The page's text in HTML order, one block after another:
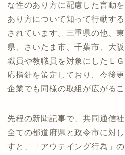
な性のあり方に配慮した言動
あり方について知って行動す
されています。三重県の他、
県、さいたま市、千葉市、大
職員や教職員を対象にしたＬ
応指針を策定しており、今後
企業でも同様の取組が広がる
先程の新聞記事で、共同通信
全ての都道府県と政令市に対
すと、「アウテイング行為」